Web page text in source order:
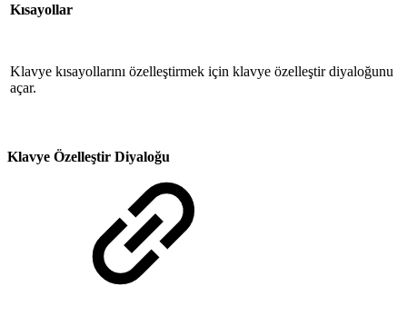
Kısayollar
Klavye kısayollarını özelleştirmek için klavye özelleştir diyaloğunu
açar.
Klavye Özelleştir Diyaloğu